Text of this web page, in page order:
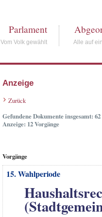
Parlament
Vom Volk gewählt Alle auf
Anzeige
Zurück
Gefundene Dokumente insgesamt: 62
Anzeige: 12 Vorgänge
Vorgänge
15. Wahlperiode